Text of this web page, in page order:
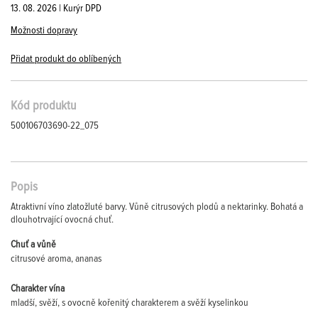
13. 08. 2026 | Kurýr DPD
Možnosti dopravy
Přidat produkt do oblíbených
Kód produktu
500106703690-22_075
Popis
Atraktivní víno zlatožluté barvy. Vůně citrusových plodů a nektarinky. Bohatá a
dlouhotrvající ovocná chuť.
Chuť a vůně
citrusové aroma, ananas
Charakter vína
mladší, svěží, s ovocně kořenitý charakterem a svěží kyselinkou